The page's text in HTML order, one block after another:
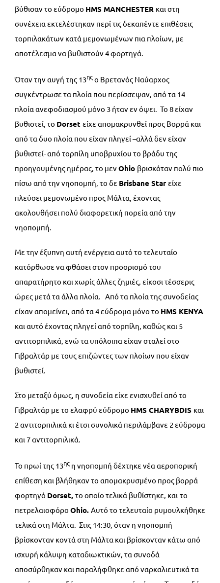
βύθισαν το εύδρομο HMS MANCHESTER και στη
συνέχεια εκτελέστηκαν περί τις δεκαπέντε επιθέσεις
τορπιλακάτων κατά μεμονωμένων πια πλοίων, με
αποτέλεσμα να βυθιστούν 4 φορτηγά.
Όταν την αυγή της 13ηςο Βρετανός Ναύαρχος
συγκέντρωσε τα πλοία που περίσσεψαν, από τα 14
πλοία ανεφοδιασμού μόνο 3 ήταν εν όψει. Το 8 είχαν
βυθιστεί, το Dorset είχε απομακρυνθεί προς Βορρά και
από τα δυο πλοία που είχαν πληγεί –αλλά δεν είχαν
βυθιστεί- από τορπίλη υποβρυχίου το βράδυ της
προηγουμένης ημέρας, το μενOhio βρισκόταν πολύ πιο
πίσω από την νηοπομπή, το δε Brisbane Star είχε
πλεύσει μεμονωμένο προς Μάλτα, έχοντας
ακολουθήσει πολύ διαφορετική πορεία από την
νηοπομπή.
Με την έξυπνη αυτή ενέργεια αυτό το τελευταίο
κατόρθωσε να φθάσει στον προορισμό του
απαρατήρητο και χωρίς άλλες ζημιές, είκοσι τέσσερις
ώρες μετά τα άλλα πλοία. Από τα πλοία της συνοδείας
είχαν απομείνει, από τα 4 εύδρομα μόνο το HMS KENYA
και αυτό έχοντας πληγεί από τορπίλη, καθώς και 5
αντιτορπιλικά, ενώ τα υπόλοιπα είχαν σταλεί στο
Γιβραλτάρ με τους επιζώντες των πλοίων που είχαν
βυθιστεί.
Στο μεταξύ όμως, η συνοδεία είχε ενισχυθεί από το
Γιβραλτάρ με το ελαφρύ εύδρομο HMS CHARYBDIS και
2 αντιτορπιλικά κι έτσι συνολικά περιλάμβανε 2 εύδρομα
και 7 αντιτορπιλικά.
Το πρωί της 13ης η νηοπομπή δέχτηκε νέα αεροπορική
επίθεση και βλήθηκαν το απομακρυσμένο προς βορρά
φορτηγό Dorset, το οποίο τελικά βυθίστηκε, και το
πετρελαιοφόρο Ohio. Αυτό το τελευταίο ρυμουλκήθηκε
τελικά στη Μάλτα. Στις 14:30, όταν η νηοπομπή
βρίσκονταν κοντά στη Μάλτα και βρίσκονταν κάτω από
ισχυρή κάλυψη καταδιωκτικών, τα συνοδά
αποσύρθηκαν και παραλήφθηκε από ναρκαλιευτικά τα